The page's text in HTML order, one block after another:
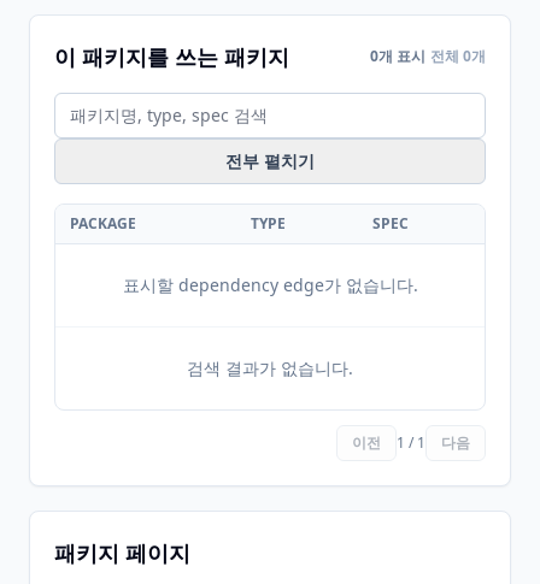
이 패키지를 쓰는 패키지 0개 표시 전체 0개
전부 펼치기
PACKAGE TYPE SPEC
표시할 dependency edge가 없습니다.
검색 결과가 없습니다.
이전 1 / 1 다음
패키지 페이지